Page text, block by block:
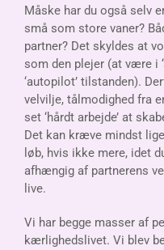
Måske har du også selv
små som store vaner?
partner? Det skyldes at
som den plejer (at være i
‘autopilot’ tilstanden).
velvilje, tålmodighed fra
set ‘hårdt arbejde’ at
Det kan kræve mindst
løb, hvis ikke mere, idet
afhængig af partnerens
live.
Vi har begge masser af
kærlighedslivet. Vi blev